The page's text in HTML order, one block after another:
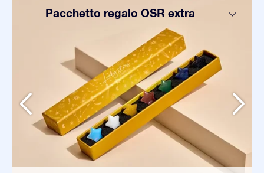
Pacchetto regalo OSR extra